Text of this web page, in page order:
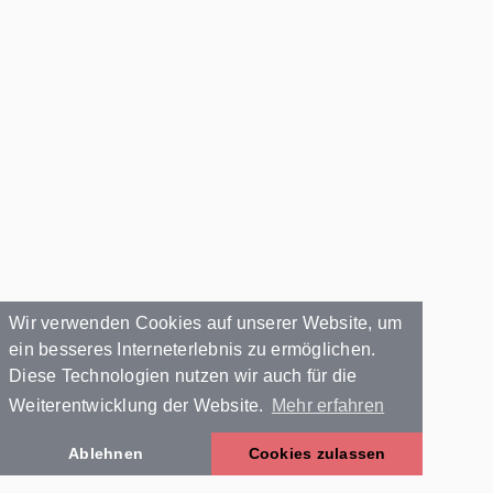
Wir verwenden Cookies auf unserer Website, um
ein besseres Interneterlebnis zu ermöglichen.
Diese Technologien nutzen wir auch für die
Weiterentwicklung der Website.
Mehr erfahren
Ablehnen Cookies zulassen